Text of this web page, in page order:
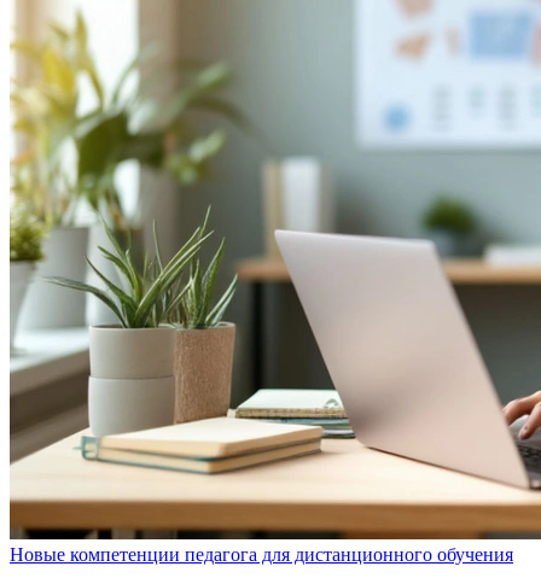
Новые компетенции педагога для дистанционного обучения